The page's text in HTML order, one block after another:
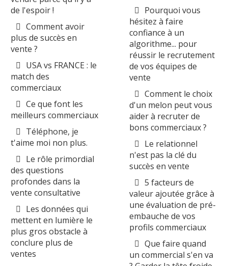
de l'espoir !
Comment avoir
plus de succès en
vente ?
USA vs FRANCE : le
match des
commerciaux
Ce que font les
meilleurs commerciaux
Téléphone, je
t'aime moi non plus.
Le rôle primordial
des questions
profondes dans la
vente consultative
Les données qui
mettent en lumière le
plus gros obstacle à
conclure plus de
ventes
Pourquoi vous
hésitez à faire
confiance à un
algorithme... pour
réussir le recrutement
de vos équipes de
vente
Comment le choix
d'un melon peut vous
aider à recruter de
bons commerciaux ?
Le relationnel
n'est pas la clé du
succès en vente
5 facteurs de
valeur ajoutée grâce à
une évaluation de pré-
embauche de vos
profils commerciaux
Que faire quand
un commercial s'en va